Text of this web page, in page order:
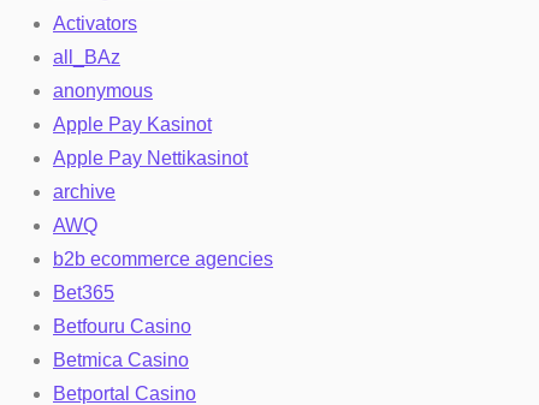
Activators
all_BAz
anonymous
Apple Pay Kasinot
Apple Pay Nettikasinot
archive
AWQ
b2b ecommerce agencies
Bet365
Betfouru Casino
Betmica Casino
Betportal Casino